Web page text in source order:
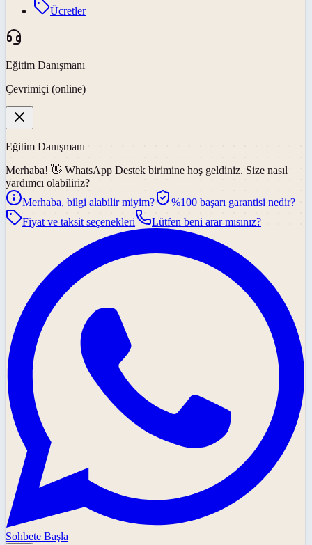
Ücretler
Eğitim Danışmanı
Çevrimiçi (online)
Eğitim Danışmanı
Merhaba! 👋 WhatsApp Destek birimine hoş geldiniz. Size nasıl
yardımcı olabiliriz?
Merhaba, bilgi alabilir miyim?
%100 başarı garantisi nedir?
Fiyat ve taksit seçenekleri
Lütfen beni arar mısınız?
Sohbete Başla